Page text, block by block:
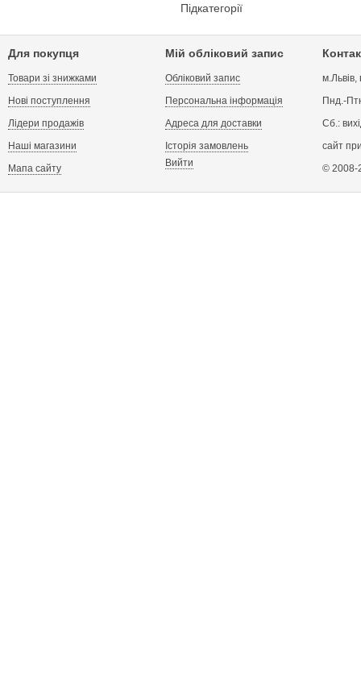
Підкатегорії
Для покупця
Товари зі знижками
Нові поступлення
Лідери продажів
Наші магазини
Мапа сайту
Мій обліковий запис
Обліковий запис
Персональна інформація
Адреса для доставки
Історія замовлень
Вийти
Пнд.-
Сб.:
сайт
© 2008-